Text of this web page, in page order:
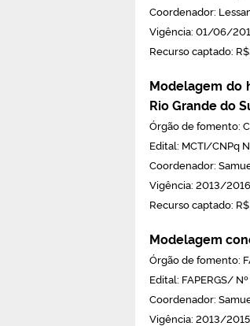
Coordenador:
Vigência: 01/06/
Recurso captado:
Modelagem do
Rio Grande do
Órgão de fomento:
Edital: MCTI/CNPq
Coordenador:
Vigência: 2013/2016
Recurso captado:
Modelagem
Órgão de fomento:
Edital: FAPERGS/
Coordenador:
Vigência: 2013/2015